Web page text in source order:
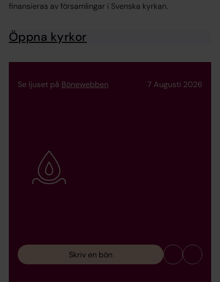
finansieras av församlingar i Svenska kyrkan.
Öppna kyrkor
Se ljuset på Bönewebben 7 Augusti 2026
Skriv en bön